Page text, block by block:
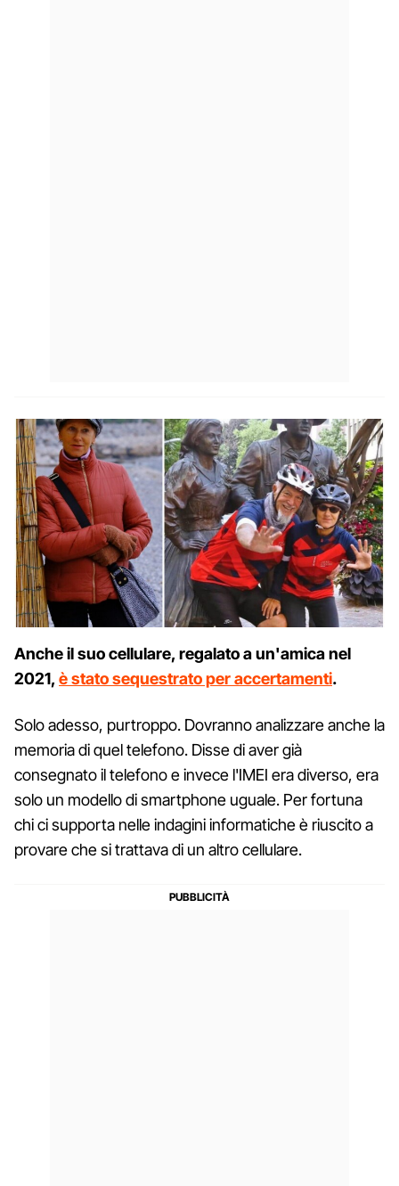
Anche il suo cellulare, regalato a un'amica nel
2021, è stato sequestrato per accertamenti.
Solo adesso, purtroppo. Dovranno analizzare anche la
memoria di quel telefono. Disse di aver già
consegnato il telefono e invece l'IMEI era diverso, era
solo un modello di smartphone uguale. Per fortuna
chi ci supporta nelle indagini informatiche è riuscito a
provare che si trattava di un altro cellulare.